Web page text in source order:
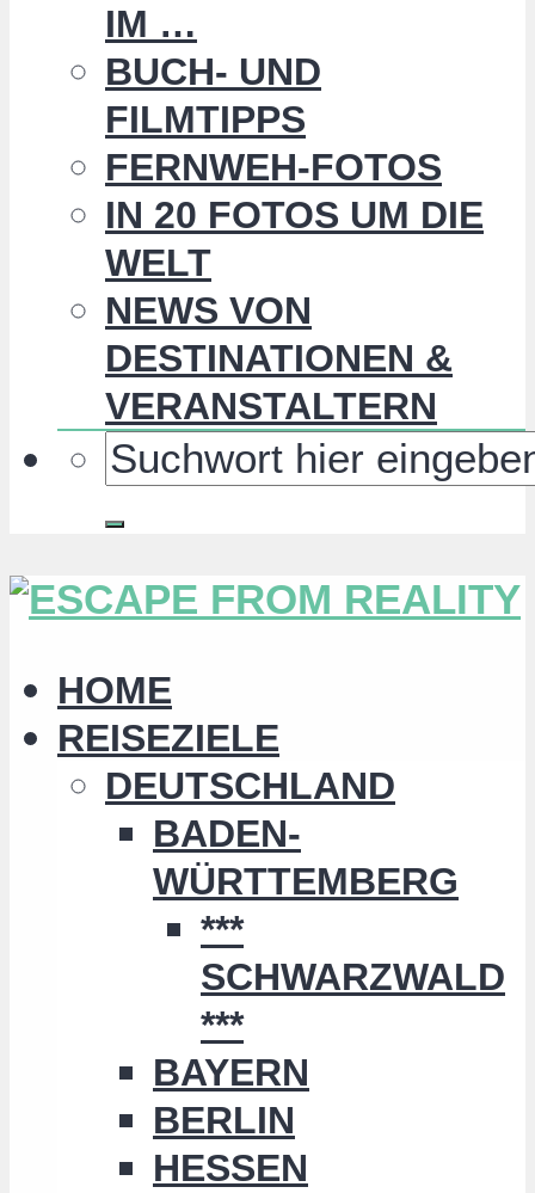
IM …
BUCH- UND
FILMTIPPS
FERNWEH-FOTOS
IN 20 FOTOS UM DIE
WELT
NEWS VON
DESTINATIONEN &
VERANSTALTERN
HOME
REISEZIELE
DEUTSCHLAND
BADEN-
WÜRTTEMBERG
***
SCHWARZWALD
***
BAYERN
BERLIN
HESSEN